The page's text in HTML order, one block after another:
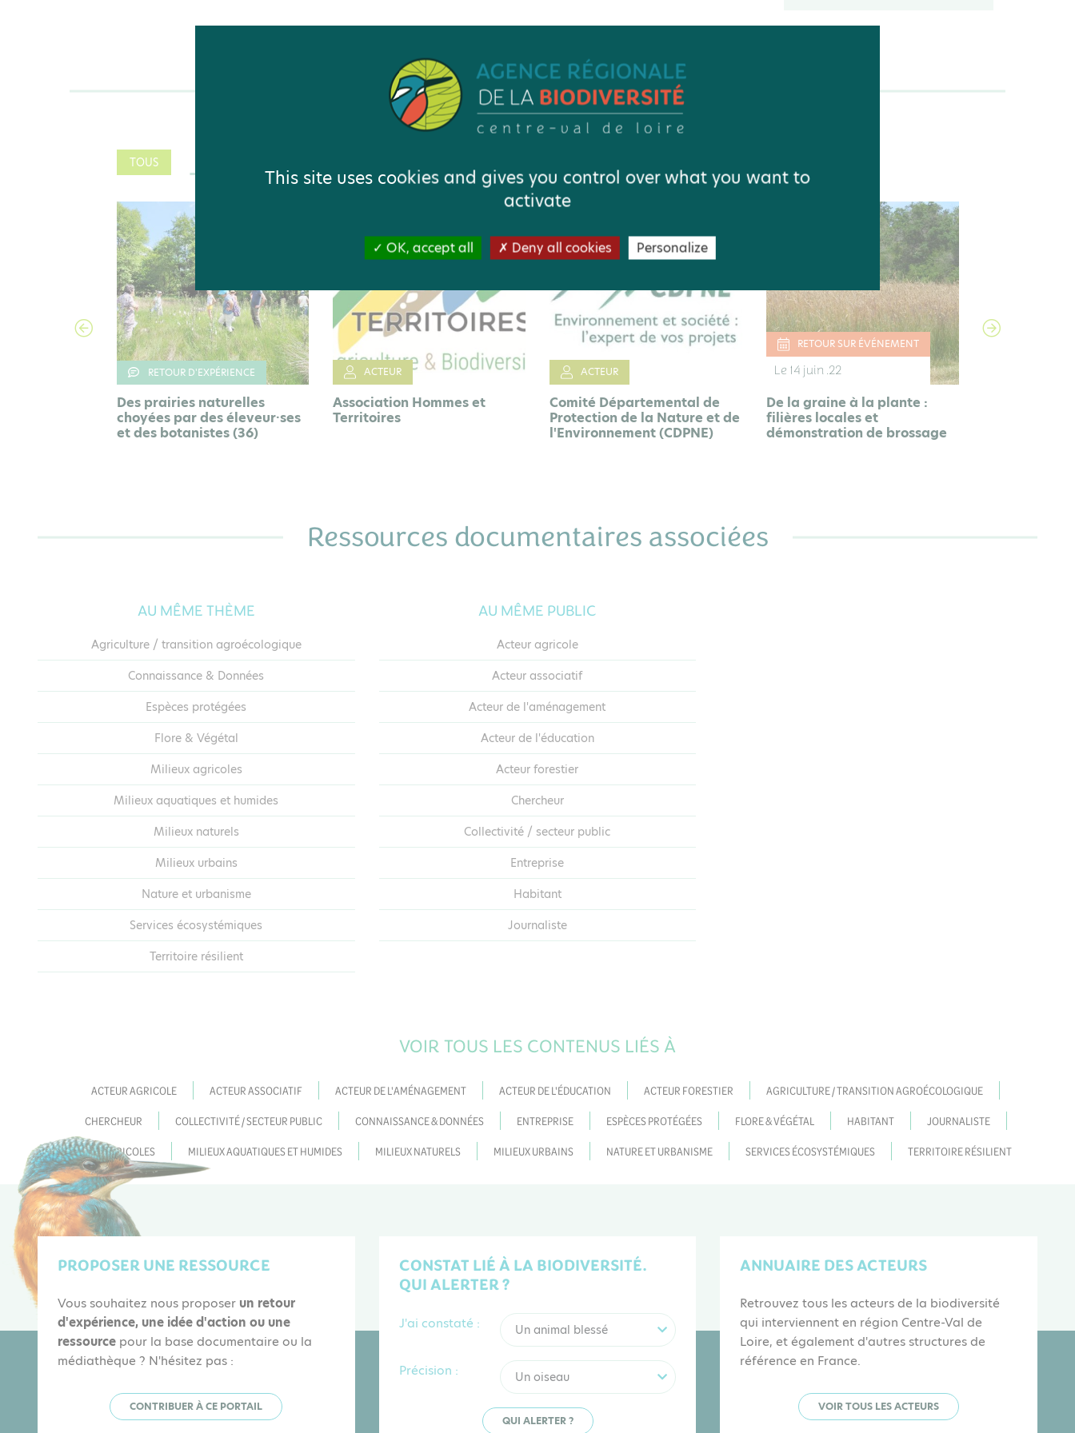
Vous aimerez aussi
TOUS
ACTEUR
Association Hommes et
Territoires
ACTEUR
Comité Départemental de
Protection de la Nature et de
RETOUR SUR ÉVÉNEMENT
Le 14 juin .22
De la graine à la plante :
filières locales et
démonstration de brossage
ACTEUR
Ressources documentaires associées
AU MÊME THÈME
Agriculture / transition agroécologique
Connaissance & Données
Espèces protégées
Flore & Végétal
Milieux agricoles
Milieux aquatiques et humides
Milieux naturels
Milieux urbains
Nature et urbanisme
Services écosystémiques
Territoire résilient
AU MÊME PUBLIC
Acteur agricole
Acteur associatif
Acteur de l'aménagement
Acteur de l'éducation
Acteur forestier
Chercheur
Collectivité / secteur public
Entreprise
Habitant
Journaliste
VOIR TOUS LES CONTENUS LIÉS À
ACTEUR AGRICOLE ACTEUR ASSOCIATIF ACTEUR DE L'AMÉNAGEMENT ACTEUR DE L'ÉDUCATION ACTEUR FORESTIER AGRICULTURE / TRANSITION AGROÉCOLOGIQUE
CHERCHEUR COLLECTIVITÉ / SECTEUR PUBLIC CONNAISSANCE & DONNÉES ENTREPRISE ESPÈCES PROTÉGÉES FLORE & VÉGÉTAL HABITANT JOURNALISTE
MILIEUX AGRICOLES MILIEUX AQUATIQUES ET HUMIDES MILIEUX NATURELS MILIEUX URBAINS NATURE ET URBANISME SERVICES ÉCOSYSTÉMIQUES TERRITOIRE RÉSILIENT
PROPOSER UNE RESSOURCE
Vous souhaitez nous proposer un retour
d'expérience, une idée d'action ou une
ressource pour la base documentaire ou la
médiathèque ? N'hésitez pas :
CONTRIBUER À CE PORTAIL
CONSTAT LIÉ À LA BIODIVERSITÉ.
QUI ALERTER ?
J'ai constaté : Un animal blessé
Précision : Un oiseau
QUI ALERTER ?
ANNUAIRE DES ACTEURS
Retrouvez tous les acteurs de la biodiversité
qui interviennent en région Centre-Val de
Loire, et également d'autres structures de
référence en France.
VOIR TOUS LES ACTEURS
This site uses cookies and gives you control over what you want to
activate
OK, accept all Deny all cookies Personalize